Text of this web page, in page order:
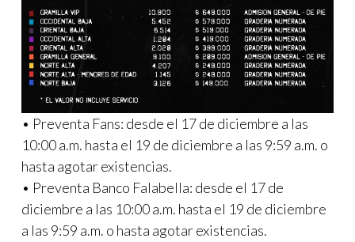
• Preventa Fans: desde el 17 de diciembre a las
10:00 a.m. hasta el 19 de diciembre a las 9:59 a.m. o
hasta agotar existencias.
• Preventa Banco Falabella: desde el 17 de
diciembre a las 10:00 a.m. hasta el 19 de diciembre
a las 9:59 a.m. o hasta agotar existencias.